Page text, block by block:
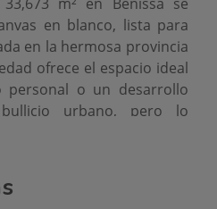
en blanco, lista para
en la hermosa provincia
ofrece el espacio ideal
personal o un desarrollo
urbano, pero lo
para disfrutar de las